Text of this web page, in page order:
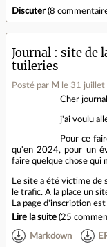
Discuter(8
Journal
site de
tuileries
Posté par M le 31
Cher
j'ai voulu
Pour ce
qu'en 2024, pour un
faire quelque chose qui
Le site a été victime de
le trafic. A la place un
La page d'inscription
Lire la suite (25
Markdown